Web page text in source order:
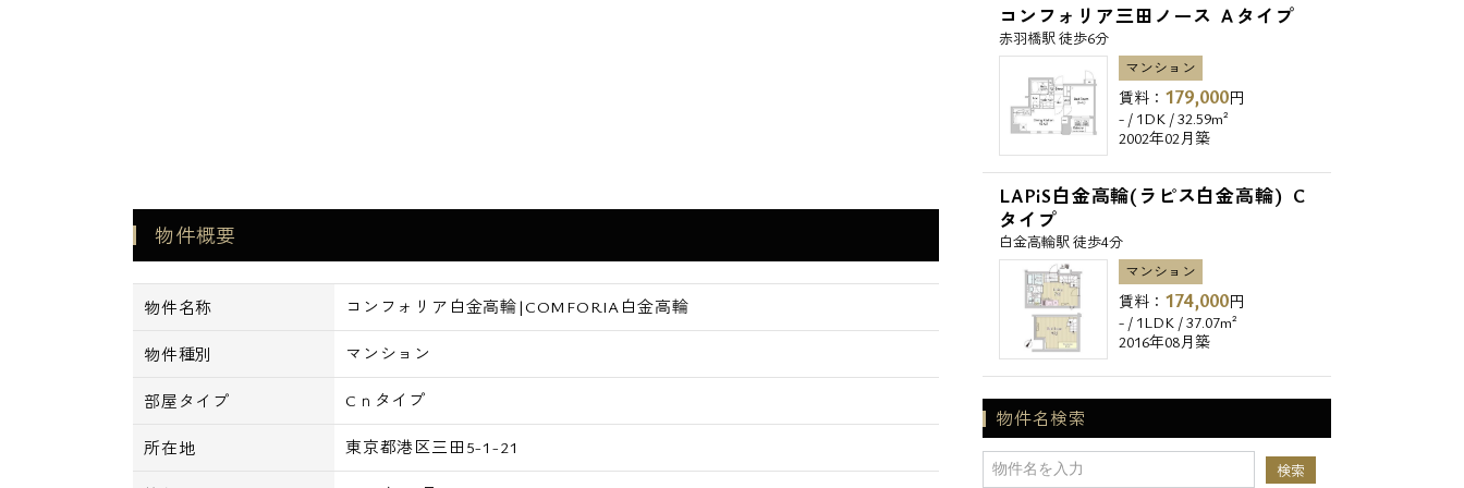
物件概要
物件名称 コンフォリア白金高輪|COMFORIA白金高輪
物件種別 マンション
部屋タイプ Cｎタイプ
所在地 東京都港区三田5-1-21
コンフォリア三田ノース Ａタイプ
赤羽橋駅 徒歩6分
マンション
賃料： 179,000円
- / 1DK / 32.59m²
2002年02月築
LAPiS白金高輪(ラピス白金高輪) C
タイプ
白金高輪駅 徒歩4分
マンション
賃料： 174,000円
- / 1LDK / 37.07m²
2016年08月築
物件名検索